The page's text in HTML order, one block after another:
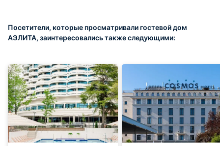
Посетители, которые просматривали гостевой дом
АЭЛИТА, заинтересовались также следующими: